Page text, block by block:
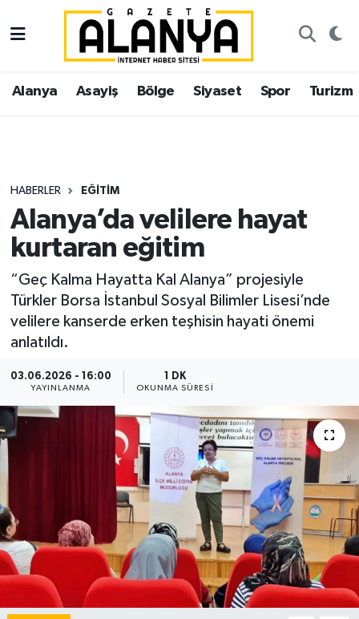
Alanya Asayiş Bölge Siyaset Spor Turizm
HABERLER EĞITIM
Alanya’da velilere hayat
kurtaran eğitim
“Geç Kalma Hayatta Kal Alanya” projesiyle
Türkler Borsa İstanbul Sosyal Bilimler Lisesi’nde
velilere kanserde erken teşhisin hayati önemi
anlatıldı.
03.06.2026 - 16:00
YAYINLANMA
1 DK
OKUNMA SÜRESI
Alanya
Asayiş
Siyaset
Spor
Ekonomi
Gazipaşa
İstanbul Nöbetçi Eczaneler
İstanbul Hava Durumu
Süper Lig Puan Durumu ve Fikstür
Tüm Manşetler
Son Dakika Haberleri
Haber Arşivi